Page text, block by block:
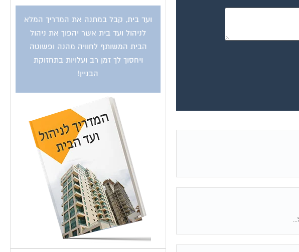
ועד בית, קבל במתנה את המדריך המלא
לניהול ועד בית אשר יהפוך את ניהול
הבית המשותף לחוויה מהנה ופשוטה
ויחסוך לך זמן רב ועלויות בתחזוקת
הבניין!